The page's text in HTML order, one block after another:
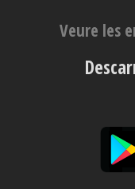
Veure les